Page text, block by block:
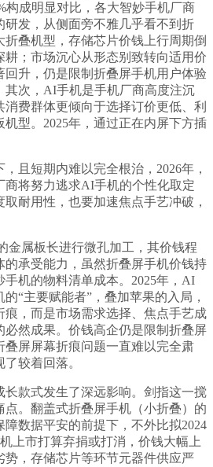
构成明显对比，各大智妙手机厂商
研发，从侧面旁不雅几乎看不到折
叠机型，存储芯片价钱上行周期倒
；市场沉心从形态别致转向适用价
升，仍是限制折叠屏手机用户体验
其次，AI手机是手机厂商高度注沉
费群体更倾向于选择订价更低、利
机型。2025年，通过正在内屏下方插
短期内难以完全根治，2026年，
商将努力逃求AI手机的个性化取定
耐用性，也要加速焦点手艺冲破，
属板长进行微孔加工，其价钱程
的承受能力，虽然折叠屏手机价钱持
机的物料清单成本。2025年，AI
“主要赋能者”，叠加苹果的入局，
痕，而是市场需求选择、焦点手艺成
必然成果。价钱高企仍是限制折叠屏
叠屏屏幕折痕问题一直难以完全肃
较着回落。
款式发生了深远影响。剑指这一搅
。翻盖式折叠屏手机（小折叠）的
数据平安的前提下，不外比拟2024
上市打算弃捐或打消，价钱大幅上
势，存储芯片等环节元器件供应严